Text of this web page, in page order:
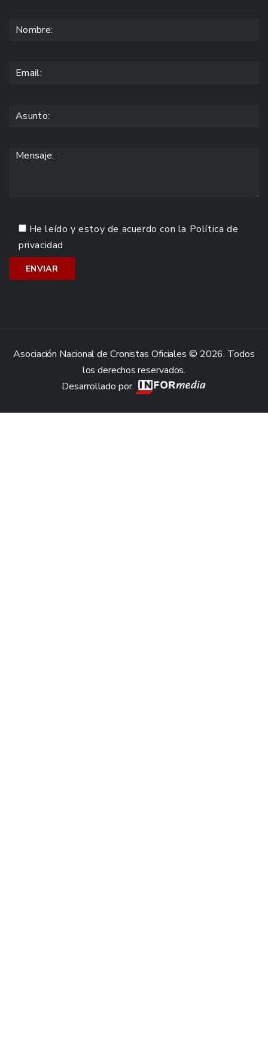
He leído y estoy de acuerdo con la Política de
privacidad
Asociación Nacional de Cronistas Oficiales © 2026. Todos
los derechos reservados.
Desarrollado por